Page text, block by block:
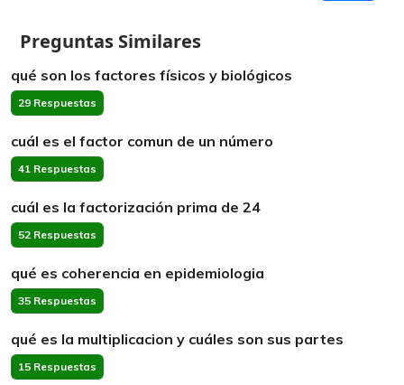
Preguntas Similares
qué son los factores físicos y biológicos
29 Respuestas
cuál es el factor comun de un número
41 Respuestas
cuál es la factorización prima de 24
52 Respuestas
qué es coherencia en epidemiologia
35 Respuestas
qué es la multiplicacion y cuáles son sus partes
15 Respuestas